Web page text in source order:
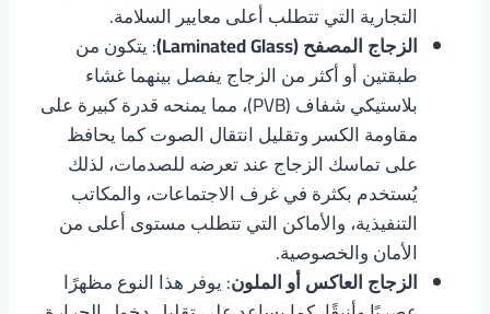
التجارية التي تتطلب أعلى معايير السلامة.
الزجاج المصفح (Laminated Glass)
: يتكون من
طبقتين أو أكثر من الزجاج يفصل بينهما غشاء
بلاستيكي شفاف (PVB)، مما يمنحه قدرة كبيرة على
مقاومة الكسر وتقليل انتقال الصوت كما يحافظ
على تماسك الزجاج عند تعرضه للصدمات، لذلك
يُستخدم بكثرة في غرف الاجتماعات، والمكاتب
التنفيذية، والأماكن التي تتطلب مستوى أعلى من
الأمان والخصوصية.
الزجاج العاكس أو الملون: يوفر هذا النوع مظهرًا